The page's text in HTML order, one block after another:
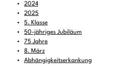
2024
2025
5. Klasse
50-jähriges Jubiläum
75 Jahre
8. März
Abhängigkeitserkankung